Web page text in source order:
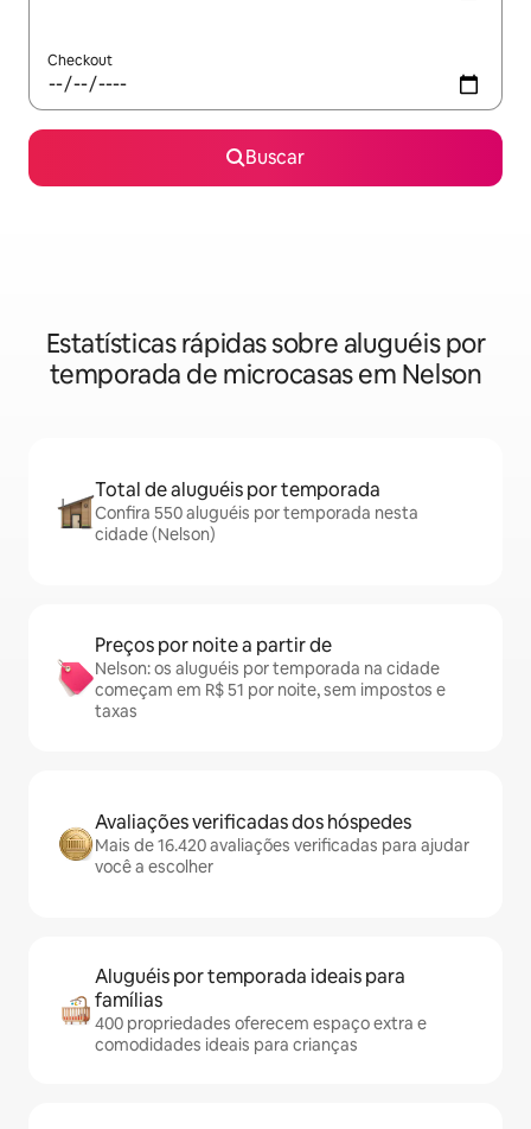
Checkout
Buscar
Estatísticas rápidas sobre aluguéis por
temporada de microcasas em Nelson
Total de aluguéis por temporada
Confira 550 aluguéis por temporada nesta
cidade (Nelson)
Preços por noite a partir de
Nelson: os aluguéis por temporada na cidade
começam em R$ 51 por noite, sem impostos e
taxas
Avaliações verificadas dos hóspedes
Mais de 16.420 avaliações verificadas para ajudar
você a escolher
Aluguéis por temporada ideais para
famílias
400 propriedades oferecem espaço extra e
comodidades ideais para crianças